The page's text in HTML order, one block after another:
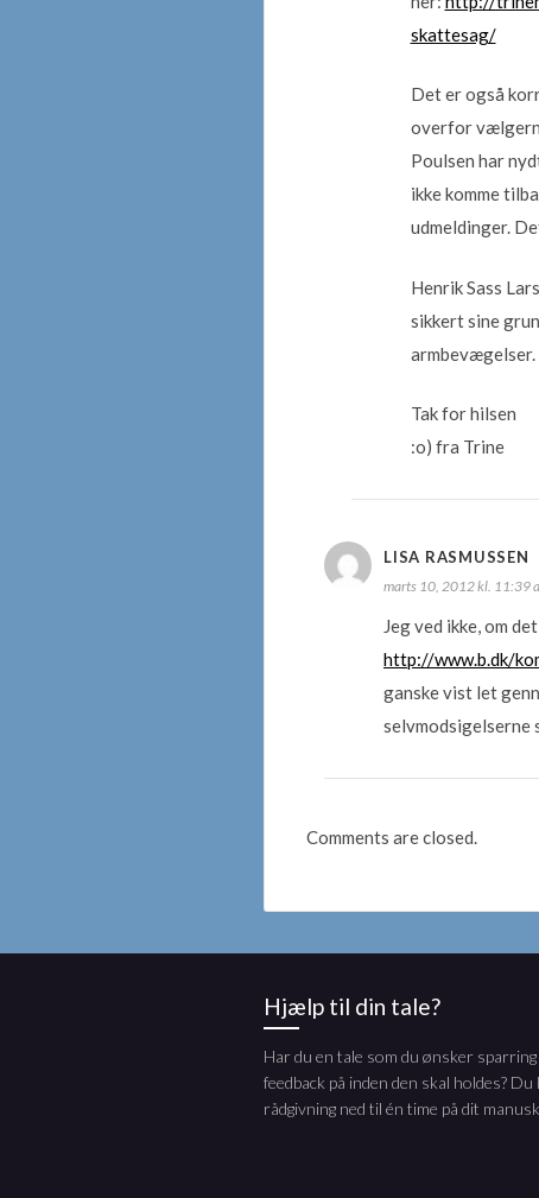
skattesag/
Det er også
overfor
Poulsen har
ikke komme
udmeldinger.
Henrik Sass
sikkert sine
Tak for hilsen
:o) fra Trine
LISA RASMUSSEN
marts 10, 2012 kl. 11:39
Jeg ved ikke, om
http://www.b.dk/
ganske vist let
Comments are closed.
Hjælp til din tale?
Har du en tale som du ønsker
feedback på inden den skal holdes? Du
rådgivning ned til én time på dit